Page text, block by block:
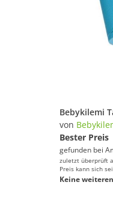
von
Bester Preis
gefunden bei
zuletzt überprüft
Preis kann sich
Keine